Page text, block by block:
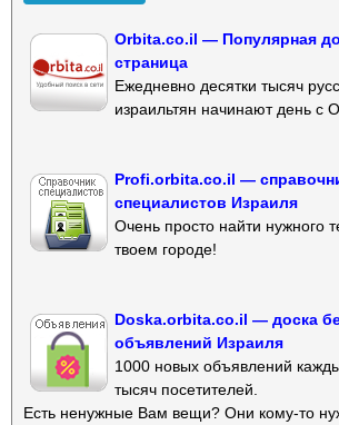
Orbita.co.il — Популярная
страница
Ежедневно десятки тысяч
израильтян начинают день с
Profi.orbita.co.il —
специалистов Израиля
Очень просто найти нужного
твоем городе!
Doska.orbita.co.il — доска
объявлений Израиля
1000 новых объявлений
тысяч посетителей.
Есть ненужные Вам вещи? Они кому-то